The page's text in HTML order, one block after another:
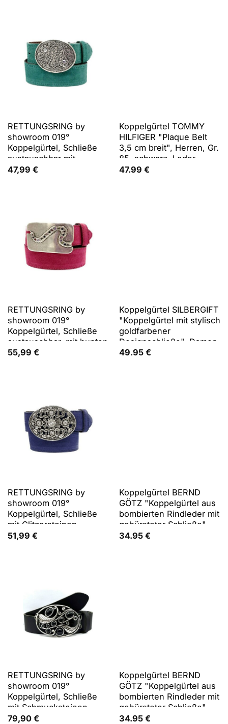
RETTUNGSRING by
showroom 019°
Koppelgürtel, Schließe
austauschbar mit
Glitzersteinen besetzt
47,99 €
Koppelgürtel TOMMY
HILFIGER "Plaque Belt
3,5 cm breit", Herren, Gr.
85, schwarz, Leder,
unifarben, Basic,festlich,
47.99 €
RETTUNGSRING by
showroom 019°
Koppelgürtel, Schließe
austauschbar, mit bunten
Glitzersteinen besetzt
55,99 €
Koppelgürtel SILBERGIFT
"Koppelgürtel mit stylisch
goldfarbener
Designschließe", Damen,
Gr. 95, cognac,
49.95 €
RETTUNGSRING by
showroom 019°
Koppelgürtel, Schließe
mit Glitzersteinen
besetzt, austauschbar
51,99 €
Koppelgürtel BERND
GÖTZ "Koppelgürtel aus
bombierten Rindleder mit
gebürsteter Schließe",
Herren, Gr. 110, braun
34.95 €
RETTUNGSRING by
showroom 019°
Koppelgürtel, Schließe
mit Schmucksteinen,
Vollrindleder
79,90 €
Koppelgürtel BERND
GÖTZ "Koppelgürtel aus
bombierten Rindleder mit
gebürsteter Schließe",
Herren, Gr. 90, schwarz,
34.95 €